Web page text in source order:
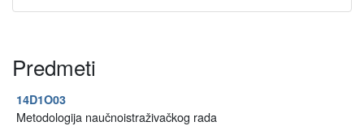
Predmeti
14D1O03
Metodologija naučnoistraživačkog rada